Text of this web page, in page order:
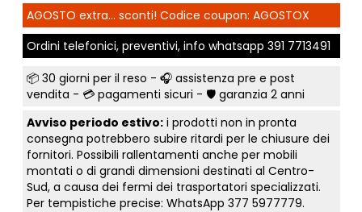
AGOSTO extra... sconti! Codice coupon: AGOSTOX
Ordini telefonici, preventivi, info whatsapp 391 7713491
📦 30 giorni per il reso - 🎧 assistenza pre e post
vendita - 💳 pagamenti sicuri - 🛡️ garanzia 2 anni
Avviso periodo estivo:i prodotti non in pronta
consegna potrebbero subire ritardi per le chiusure dei
fornitori. Possibili rallentamenti anche per mobili
montati o di grandi dimensioni destinati al Centro-
Sud, a causa dei fermi dei trasportatori specializzati.
Per tempistiche precise: WhatsApp 377 5977779.